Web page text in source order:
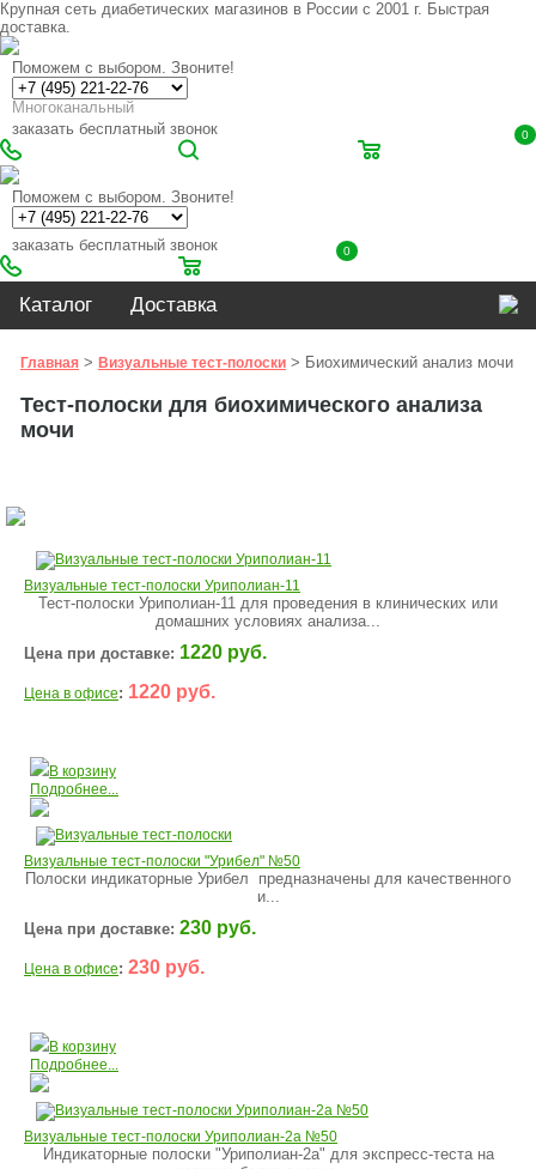
Крупная сеть диабетических магазинов в России с 2001 г. Быстрая
доставка.
Поможем с выбором. Звоните!
Многоканальный
заказать бесплатный звонок
0
Поможем с выбором. Звоните!
заказать бесплатный звонок 0
Каталог Доставка
Главная > Визуальные тест-полоски > Биохимический анализ мочи
Тест-полоски для биохимического анализа
мочи
Визуальные тест-полоски Уриполиан-11
Тест-полоски Уриполиан-11 для проведения в клинических или
домашних условиях анализа...
Цена при доставке: 1220 руб.
Цена в офисе: 1220 руб.
В корзину
Подробнее...
Визуальные тест-полоски "Урибел" №50
Полоски индикаторные Урибел предназначены для качественного
и...
Цена при доставке: 230 руб.
Цена в офисе: 230 руб.
В корзину
Подробнее...
Визуальные тест-полоски Уриполиан-2а №50
Индикаторные полоски "Уриполиан-2а" для экспресс-теста на